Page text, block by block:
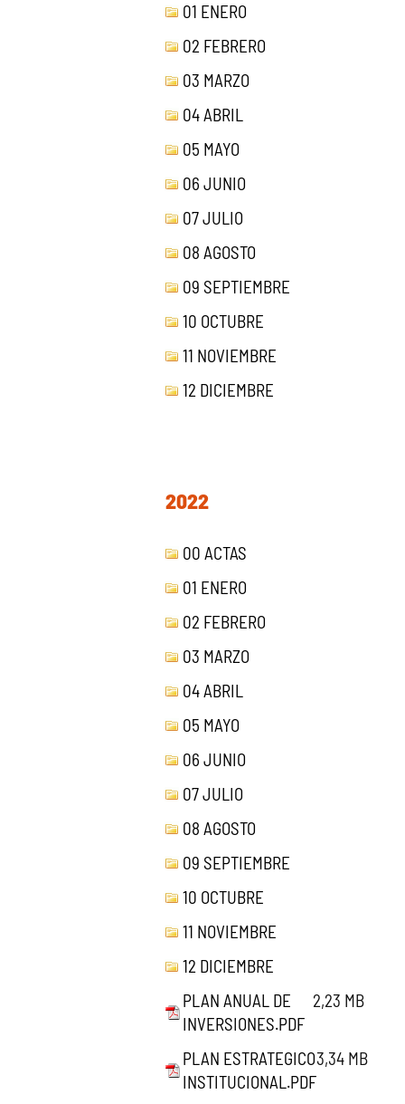
01 ENERO
02 FEBRERO
03 MARZO
04 ABRIL
05 MAYO
06 JUNIO
07 JULIO
08 AGOSTO
09 SEPTIEMBRE
10 OCTUBRE
11 NOVIEMBRE
12 DICIEMBRE
2022
00 ACTAS
01 ENERO
02 FEBRERO
03 MARZO
04 ABRIL
05 MAYO
06 JUNIO
07 JULIO
08 AGOSTO
09 SEPTIEMBRE
10 OCTUBRE
11 NOVIEMBRE
12 DICIEMBRE
PLAN ANUAL DE
INVERSIONES.PDF
2,23 MB
PLAN ESTRATEGICO
INSTITUCIONAL.PDF
3,34 MB